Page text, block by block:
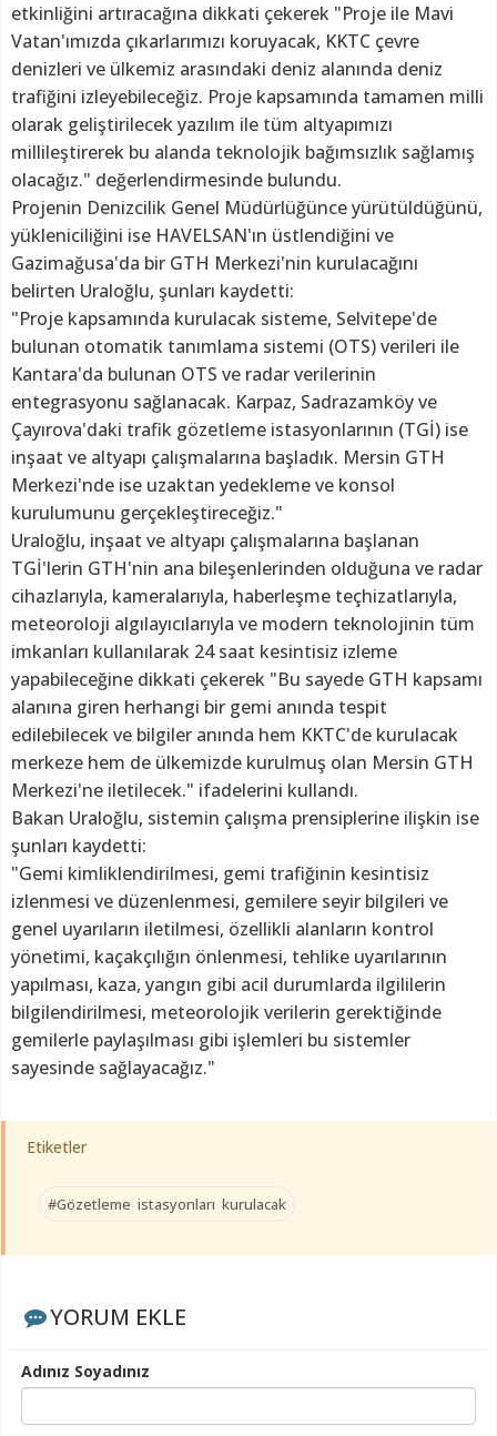
etkinliğini artıracağına dikkati çekerek "Proje ile Mavi
Vatan'ımızda çıkarlarımızı koruyacak, KKTC çevre
denizleri ve ülkemiz arasındaki deniz alanında deniz
trafiğini izleyebileceğiz. Proje kapsamında tamamen milli
olarak geliştirilecek yazılım ile tüm altyapımızı
millileştirerek bu alanda teknolojik bağımsızlık sağlamış
olacağız." değerlendirmesinde bulundu.
Projenin Denizcilik Genel Müdürlüğünce yürütüldüğünü,
yükleniciliğini ise HAVELSAN'ın üstlendiğini ve
Gazimağusa'da bir GTH Merkezi'nin kurulacağını
belirten Uraloğlu, şunları kaydetti:
"Proje kapsamında kurulacak sisteme, Selvitepe'de
bulunan otomatik tanımlama sistemi (OTS) verileri ile
Kantara'da bulunan OTS ve radar verilerinin
entegrasyonu sağlanacak. Karpaz, Sadrazamköy ve
Çayırova'daki trafik gözetleme istasyonlarının (TGİ) ise
inşaat ve altyapı çalışmalarına başladık. Mersin GTH
Merkezi'nde ise uzaktan yedekleme ve konsol
kurulumunu gerçekleştireceğiz."
Uraloğlu, inşaat ve altyapı çalışmalarına başlanan
TGİ'lerin GTH'nin ana bileşenlerinden olduğuna ve radar
cihazlarıyla, kameralarıyla, haberleşme teçhizatlarıyla,
meteoroloji algılayıcılarıyla ve modern teknolojinin tüm
imkanları kullanılarak 24 saat kesintisiz izleme
yapabileceğine dikkati çekerek "Bu sayede GTH kapsamı
alanına giren herhangi bir gemi anında tespit
edilebilecek ve bilgiler anında hem KKTC'de kurulacak
merkeze hem de ülkemizde kurulmuş olan Mersin GTH
Merkezi'ne iletilecek." ifadelerini kullandı.
Bakan Uraloğlu, sistemin çalışma prensiplerine ilişkin ise
şunları kaydetti:
"Gemi kimliklendirilmesi, gemi trafiğinin kesintisiz
izlenmesi ve düzenlenmesi, gemilere seyir bilgileri ve
genel uyarıların iletilmesi, özellikli alanların kontrol
yönetimi, kaçakçılığın önlenmesi, tehlike uyarılarının
yapılması, kaza, yangın gibi acil durumlarda ilgililerin
bilgilendirilmesi, meteorolojik verilerin gerektiğinde
gemilerle paylaşılması gibi işlemleri bu sistemler
sayesinde sağlayacağız."
Etiketler
#Gözetleme istasyonları kurulacak
YORUM EKLE
Adınız Soyadınız